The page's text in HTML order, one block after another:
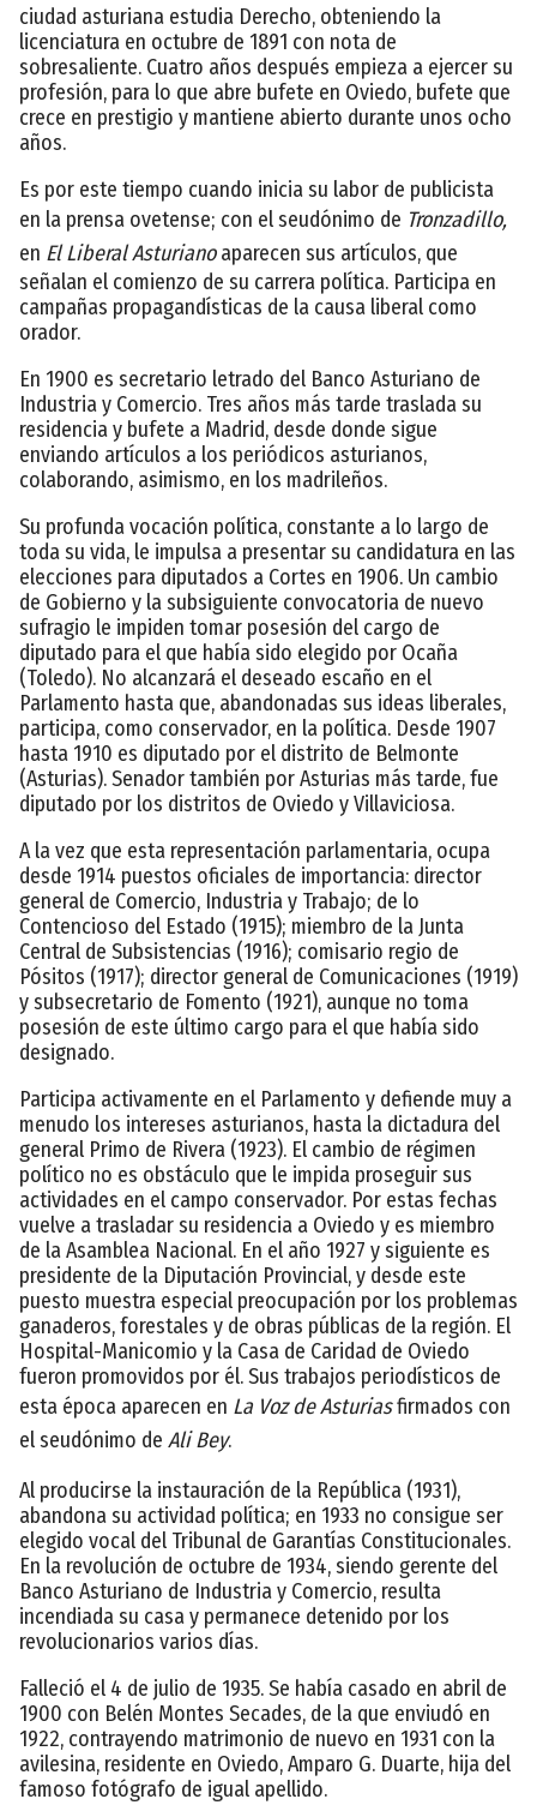
ciudad asturiana estudia Derecho, obteniendo la
licenciatura en octubre de 1891 con nota de
sobresaliente. Cuatro años después empieza a ejercer su
profesión, para lo que abre bufete en Oviedo, bufete que
crece en prestigio y mantiene abierto durante unos ocho
años.
Es por este tiempo cuando inicia su labor de publicista
en la prensa ovetense; con el seudónimo de Tronzadillo,
en El Liberal Asturianoaparecen sus artículos, que
señalan el comienzo de su carrera política. Participa en
campañas propagandísticas de la causa liberal como
orador.
En 1900 es secretario letrado del Banco Asturiano de
Industria y Comercio. Tres años más tarde traslada su
residencia y bufete a Madrid, desde donde sigue
enviando artículos a los periódicos asturianos,
colaborando, asimismo, en los madrileños.
Su profunda vocación política, constante a lo largo de
toda su vida, le impulsa a presentar su candidatura en las
elecciones para diputados a Cortes en 1906. Un cambio
de Gobierno y la subsiguiente convocatoria de nuevo
sufragio le impiden tomar posesión del cargo de
diputado para el que había sido elegido por Ocaña
(Toledo). No alcanzará el deseado escaño en el
Parlamento hasta que, abandonadas sus ideas liberales,
participa, como conservador, en la política. Desde 1907
hasta 1910 es diputado por el distrito de Belmonte
(Asturias). Senador también por Asturias más tarde, fue
diputado por los distritos de Oviedo y Villaviciosa.
A la vez que esta representación parlamentaria, ocupa
desde 1914 puestos oficiales de importancia: director
general de Comercio, Industria y Trabajo; de lo
Contencioso del Estado (1915); miembro de la Junta
Central de Subsistencias (1916); comisario regio de
Pósitos (1917); director general de Comunicaciones (1919)
y subsecretario de Fomento (1921), aunque no toma
posesión de este último cargo para el que había sido
designado.
Participa activamente en el Parlamento y defiende muy a
menudo los intereses asturianos, hasta la dictadura del
general Primo de Rivera (1923). El cambio de régimen
político no es obstáculo que le impida proseguir sus
actividades en el campo conservador. Por estas fechas
vuelve a trasladar su residencia a Oviedo y es miembro
de la Asamblea Nacional. En el año 1927 y siguiente es
presidente de la Diputación Provincial, y desde este
puesto muestra especial preocupación por los problemas
ganaderos, forestales y de obras públicas de la región. El
Hospital-Manicomio y la Casa de Caridad de Oviedo
fueron promovidos por él. Sus trabajos periodísticos de
esta época aparecen en La Voz de Asturiasfirmados con
el seudónimo de Ali Bey.
Al producirse la instauración de la República (1931),
abandona su actividad política; en 1933 no consigue ser
elegido vocal del Tribunal de Garantías Constitucionales.
En la revolución de octubre de 1934, siendo gerente del
Banco Asturiano de Industria y Comercio, resulta
incendiada su casa y permanece detenido por los
revolucionarios varios días.
Falleció el 4 de julio de 1935. Se había casado en abril de
1900 con Belén Montes Secades, de la que enviudó en
1922, contrayendo matrimonio de nuevo en 1931 con la
avilesina, residente en Oviedo, Amparo G. Duarte, hija del
famoso fotógrafo de igual apellido.